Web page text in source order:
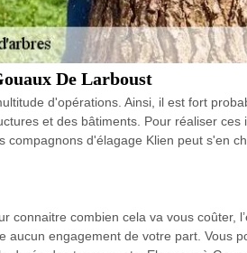
De Larboust
d'opérations. Ainsi, il est fort
et des bâtiments. Pour réaliser ces
d'élagage Klien peut s'en
combien cela va vous coûter,
engagement de votre part. Vous